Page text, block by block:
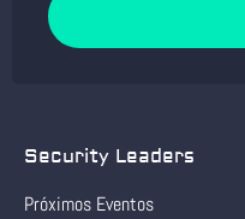
Security Leaders
Próximos Eventos